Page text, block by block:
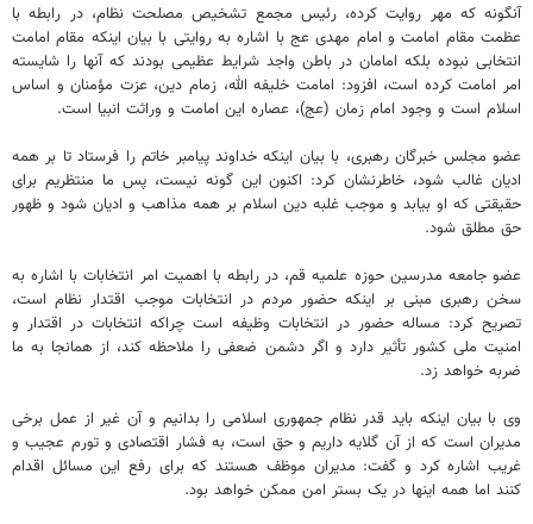
آنگونه که مهر روایت کرده، رئیس مجمع تشخیص مصلحت نظام، در رابطه با
عظمت مقام امامت و امام مهدی عج با اشاره به روایتی با بیان اینکه مقام امامت
انتخابی نبوده بلکه امامان در باطن واجد شرایط عظیمی بودند که آنها را شایسته
امر امامت کرده است، افزود: امامت خلیفه الله، زمام دین، عزت مؤمنان و اساس
اسلام است و وجود امام زمان (عج)، عصاره این امامت و وراثت انبیا است.
عضو مجلس خبرگان رهبری، با بیان اینکه خداوند پیامبر خاتم را فرستاد تا بر همه
ادیان غالب شود، خاطرنشان کرد: اکنون این گونه نیست، پس ما منتظریم برای
حقیقتی که او بیابد و موجب غلبه دین اسلام بر همه مذاهب و ادیان شود و ظهور
حق مطلق شود.
عضو جامعه مدرسین حوزه علمیه قم، در رابطه با اهمیت امر انتخابات با اشاره به
سخن رهبری مبنی بر اینکه حضور مردم در انتخابات موجب اقتدار نظام است،
تصریح کرد: مساله حضور در انتخابات وظیفه است چراکه انتخابات در اقتدار و
امنیت ملی کشور تأثیر دارد و اگر دشمن ضعفی را ملاحظه کند، از همانجا به ما
ضربه خواهد زد.
وی با بیان اینکه باید قدر نظام جمهوری اسلامی را بدانیم و آن غیر از عمل برخی
مدیران است که از آن گلایه داریم و حق است، به فشار اقتصادی و تورم عجیب و
غریب اشاره کرد و گفت: مدیران موظف هستند که برای رفع این مسائل اقدام
کنند اما همه اینها در یک بستر امن ممکن خواهد بود.